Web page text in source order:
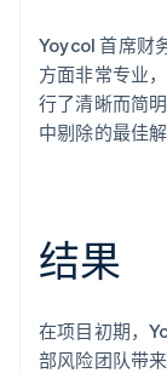
Yoycol 首席财
方面非常专业
行了清晰而简
中剔除的最佳
结果
在项目初期，
部风险团队带